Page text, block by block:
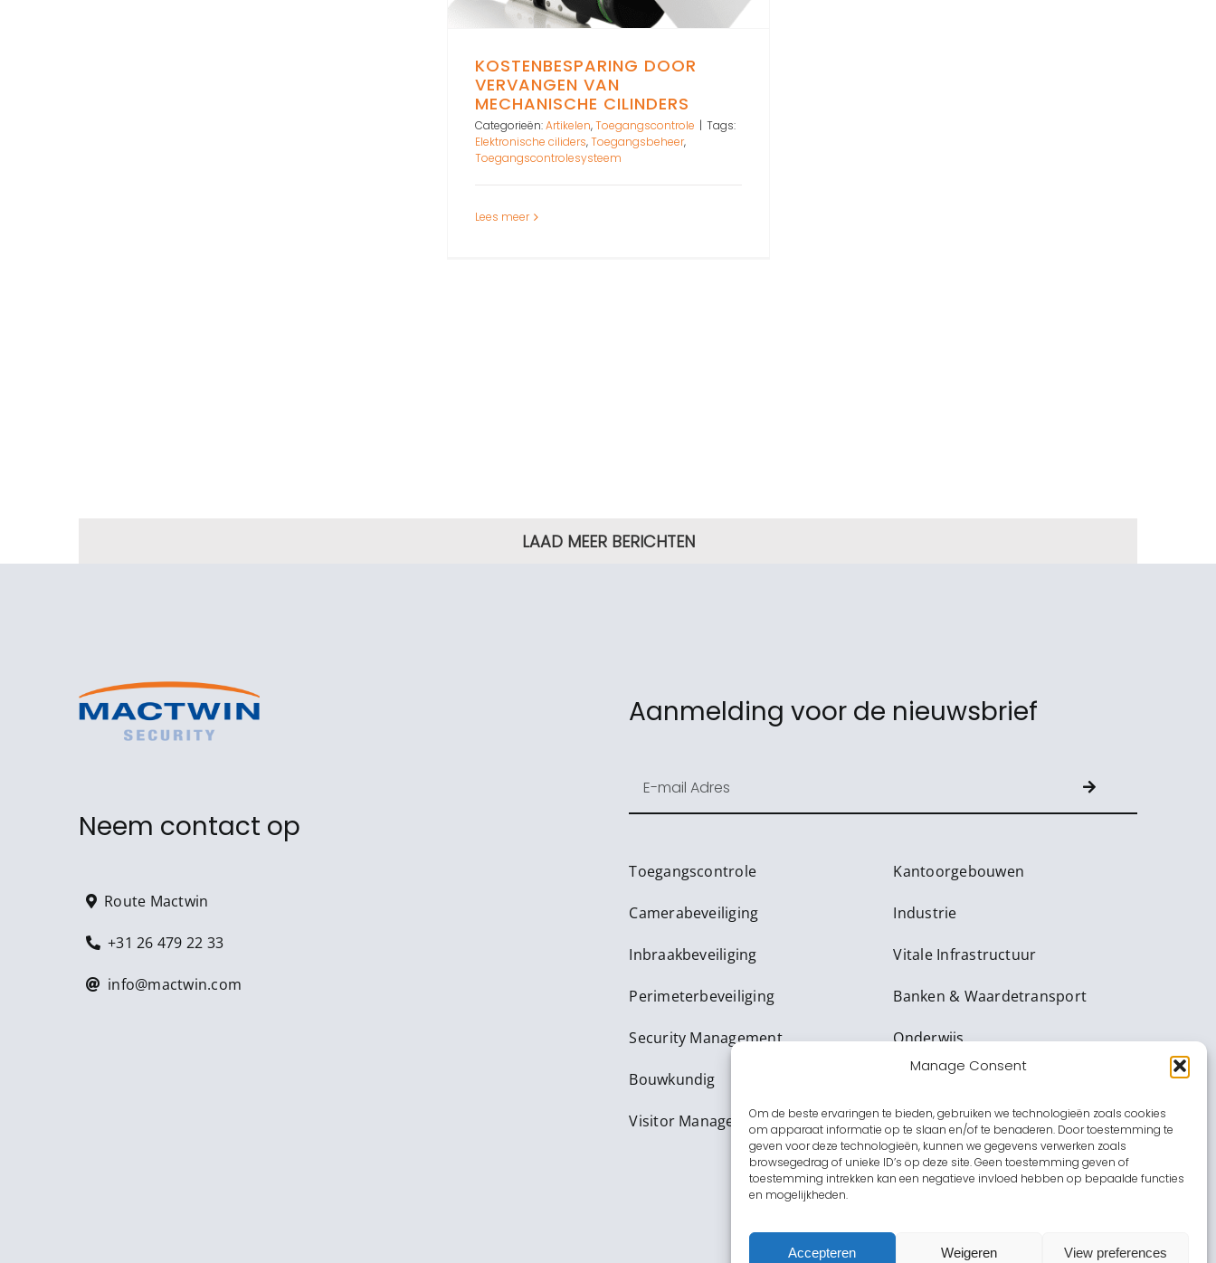
Manage Consent
Om de beste ervaringen te bieden, gebruiken we technologieën zoals cookies
om apparaat informatie op te slaan en/of te benaderen. Door toestemming te
geven voor deze technologieën, kunnen we gegevens verwerken zoals
browsegedrag of unieke ID’s op deze site. Geen toestemming geven of
toestemming intrekken kan een negatieve invloed hebben op bepaalde functies
en mogelijkheden.
Accepteren Weigeren View preferences
KOSTENBESPARING DOOR
VERVANGEN VAN
MECHANISCHE CILINDERS
Categorieën:Artikelen,Toegangscontrole | Tags:
Elektronische ciliders,Toegangsbeheer,
Toegangscontrolesysteem
Lees meer
LAAD MEER BERICHTEN
Neem contact op
Route Mactwin
+31 26 479 22 33
info@mactwin.com
Aanmelding voor de nieuwsbrief
Toegangscontrole
Camerabeveiliging
Inbraakbeveiliging
Perimeterbeveiliging
Security Management
Bouwkundig
Visitor Management
Kantoorgebouwen
Industrie
Vitale Infrastructuur
Banken & Waardetransport
Onderwijs
Zorginstellingen
Amusement
Overheid